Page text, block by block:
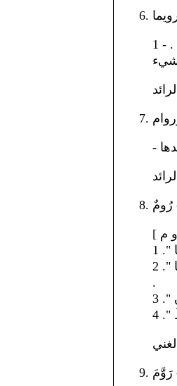
1 - رومه أو به : جعله يروم الشيء ويطلبه . 2 - رومه الشيء : جعله يرومه ويطلبه .
الرائد
الرائد
2 ." خَمْرُ الرُّومِ " : شَرابٌ مُسْكِرٌ يُسْتَخْرَجُ مِن تَخْميرِ عُصارَةِ قَصَبِ السُّكَّرِ وَتَقْطِيرِها
.
الغني